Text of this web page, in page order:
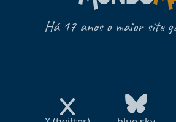
Há 17 anos o maior site